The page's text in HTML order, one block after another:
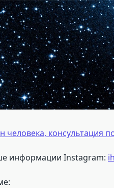
человека, консультация
информации Instagram: